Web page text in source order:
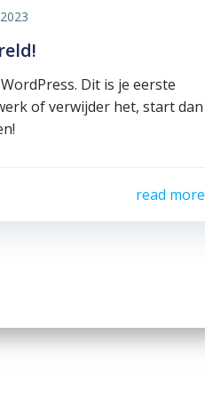
Dit is je eerste
of verwijder het, start dan
read more